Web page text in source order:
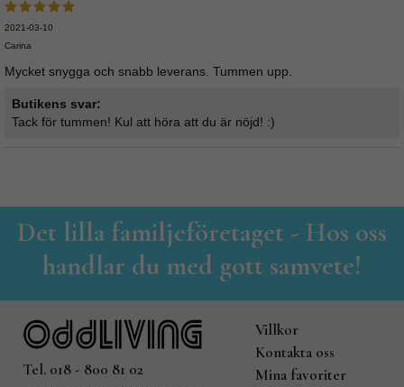
2021-03-10
Carina
Mycket snygga och snabb leverans. Tummen upp.
Butikens svar:
Tack för tummen! Kul att höra att du är nöjd! :)
Det lilla familjeföretaget - Hos oss
handlar du med gott samvete!
Tel. 018 - 800 81 02
Villkor
Kontakta oss
Mina favoriter